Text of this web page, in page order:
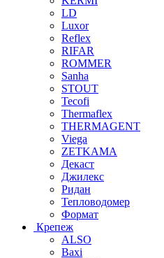
LD
Luxor
Reflex
RIFAR
ROMMER
Sanha
STOUT
Tecofi
Thermaflex
THERMAGENT
Viega
ZETKAMA
Декаст
Джилекс
Ридан
Тепловодомер
Формат
Крепеж
ALSO
Baxi